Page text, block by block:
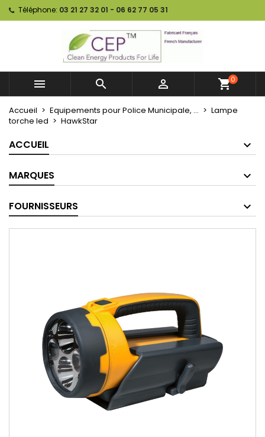
Téléphone: 03 21 27 32 01 - 06 62 77 05 31
   shopping_cart0
Accueil Equipements pour Police Municipale, ...
Lampe
torche led
HawkStar
ACCUEIL
MARQUES
FOURNISSEURS